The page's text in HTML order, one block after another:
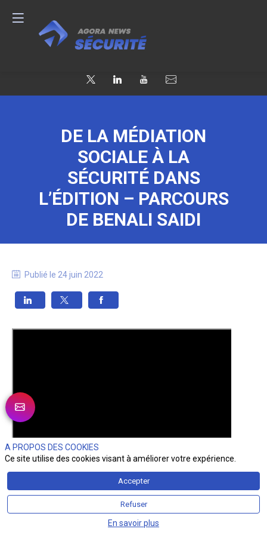
DE LA MÉDIATION
SOCIALE À LA
SÉCURITÉ DANS
L’ÉDITION – PARCOURS
DE BENALI SAIDI
Publié le 24 juin 2022
A PROPOS DES COOKIES
Ce site utilise des cookies visant à améliorer votre expérience.
Accepter
Refuser
En savoir plus